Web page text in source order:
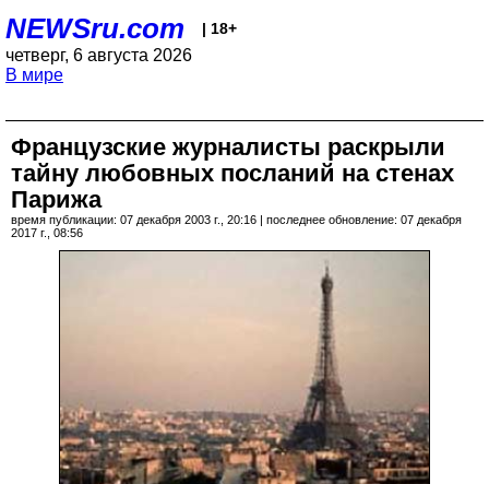
NEWSru.com | 18+
четверг, 6 августа 2026
В мире
Французские журналисты раскрыли
тайну любовных посланий на стенах
Парижа
время публикации: 07 декабря 2003 г., 20:16 | последнее обновление: 07 декабря
2017 г., 08:56